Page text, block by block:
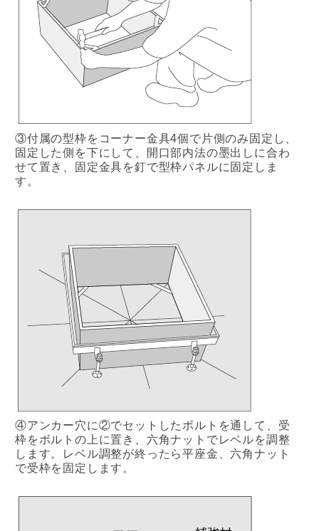
③付属の型枠をコーナー金具4個で片側のみ固定し、
固定した側を下にして、開口部内法の墨出しに合わ
せて置き、固定金具を釘で型枠パネルに固定しま
す。
④アンカー穴に②でセットしたボルトを通して、受
枠をボルトの上に置き、六角ナットでレベルを調整
します。レベル調整が終ったら平座金、六角ナット
で受枠を固定します。